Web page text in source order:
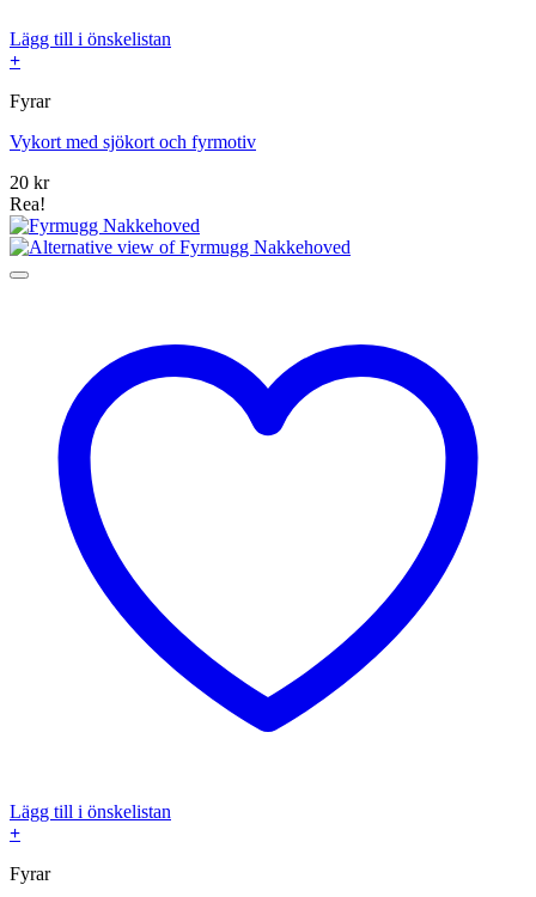
Lägg till i önskelistan
+
Fyrar
Vykort med sjökort och fyrmotiv
20 kr
Rea!
Lägg till i önskelistan
+
Fyrar